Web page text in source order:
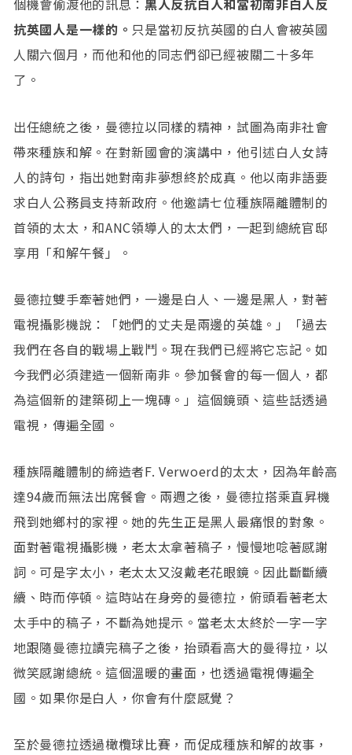
個機會偷渡他的訊息： 黑人反抗白人和當初南非白人反
抗英國人是一樣的。 只是當初反抗英國的白人會被英國
人關六個月，而他和他的同志們卻已經被關二十多年
了。
出任總統之後，曼德拉以同樣的精神，試圖為南非社會
帶來種族和解。在對新國會的演講中，他引述白人女詩
人的詩句，指出她對南非夢想終於成真。他以南非語要
求白人公務員支持新政府。他邀請七位種族隔離體制的
首領的太太，和ANC領導人的太太們，一起到總統官邸
享用「和解午餐」。
曼德拉雙手牽著她們，一邊是白人、一邊是黑人，對著
電視攝影機說：「她們的丈夫是兩邊的英雄。」「過去
我們在各自的戰場上戰鬥。現在我們已經將它忘記。如
今我們必須建造一個新南非。參加餐會的每一個人，都
為這個新的建築砌上一塊磚。」這個鏡頭、這些話透過
電視，傳遍全國。
種族隔離體制的締造者F. Verwoerd的太太，因為年齡高
達94歲而無法出席餐會。兩週之後，曼德拉搭乘直昇機
飛到她鄉村的家裡。她的先生正是黑人最痛恨的對象。
面對著電視攝影機，老太太拿著稿子，慢慢地唸著感謝
詞。可是字太小，老太太又沒戴老花眼鏡。因此斷斷續
續、時而停頓。這時站在身旁的曼德拉，俯頭看著老太
太手中的稿子，不斷為她提示。當老太太終於一字一字
地跟隨曼德拉讀完稿子之後，抬頭看高大的曼得拉，以
微笑感謝總統。這個溫暖的畫面，也透過電視傳遍全
國。如果你是白人，你會有什麼感覺？
至於曼德拉透過橄欖球比賽，而促成種族和解的故事，